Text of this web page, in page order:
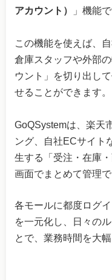
アカウント）
」機能で
この機能を使えば、
倉庫スタッフや外部
ウント」を切り出し
せることができます。
GoQSystemは、楽天
ング、自社ECサイト
生する「受注・在庫
画面でまとめて管理
各モールに都度ログ
を一元化し、日々の
とで、業務時間を大